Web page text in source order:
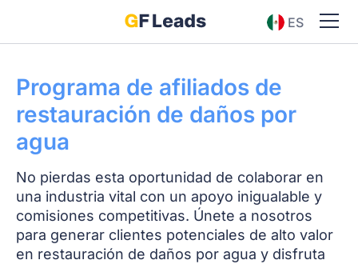
ES
Programa de afiliados de
restauración de daños por
agua
No pierdas esta oportunidad de colaborar en
una industria vital con un apoyo inigualable y
comisiones competitivas. Únete a nosotros
para generar clientes potenciales de alto valor
en restauración de daños por agua y disfruta